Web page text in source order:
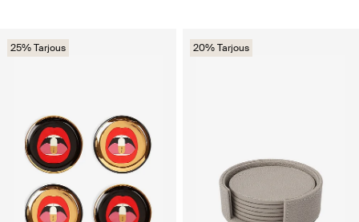
25% Tarjous 20% Tarjous